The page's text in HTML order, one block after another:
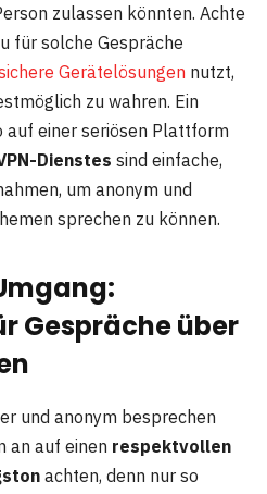
zulassen könnten. Achte
für solche Gespräche
Gerätelösungen nutzt,
zu wahren. Ein
auf einer seriösen Plattform
Dienstes sind einfache,
um anonym und
sprechen zu können.
Gespräche über
und anonym besprechen
an auf einen respektvollen
achten, denn nur so